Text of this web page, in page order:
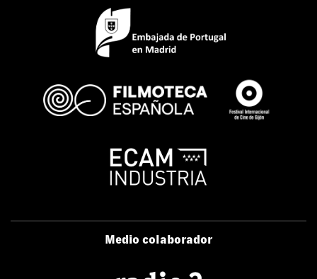
Medio colaborador